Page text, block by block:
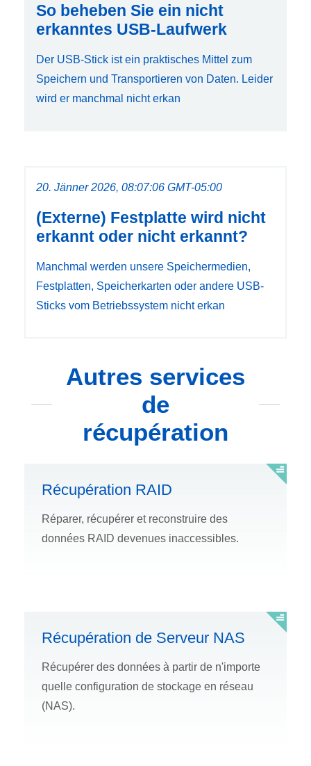
So beheben Sie ein nicht
erkanntes USB-Laufwerk
Der USB-Stick ist ein praktisches Mittel zum
Speichern und Transportieren von Daten. Leider
wird er manchmal nicht erkan
20. Jänner 2026, 08:07:06 GMT-05:00
(Externe) Festplatte wird nicht
erkannt oder nicht erkannt?
Manchmal werden unsere Speichermedien,
Festplatten, Speicherkarten oder andere USB-
Sticks vom Betriebssystem nicht erkan
Autres services
de
récupération
Récupération RAID
Réparer, récupérer et reconstruire des
données RAID devenues inaccessibles.
Récupération de Serveur NAS
Récupérer des données à partir de n'importe
quelle configuration de stockage en réseau
(NAS).